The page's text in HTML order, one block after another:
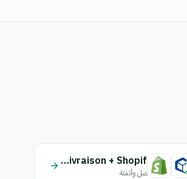
Quick Livraison + Shopify
اتصل وأتمتة